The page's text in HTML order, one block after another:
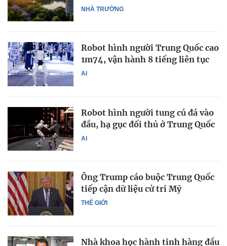
NHÀ TRƯỜNG
AI
Robot hình người Trung Quốc cao
1m74, vận hành 8 tiếng liên tục
AI
Robot hình người tung cú đá vào
đầu, hạ gục đối thủ ở Trung Quốc
THẾ GIỚI
Ông Trump cáo buộc Trung Quốc
tiếp cận dữ liệu cử tri Mỹ
Nhà khoa học hành tinh hàng đầu